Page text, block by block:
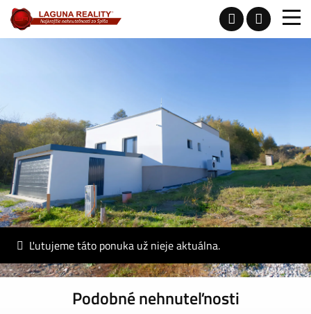
Ľutujeme táto ponuka už nieje aktuálna.
Podobné nehnuteľnosti